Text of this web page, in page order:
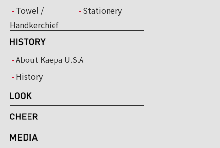
Towel /
Handkerchief
Stationery
About Kaepa U.S.A
History